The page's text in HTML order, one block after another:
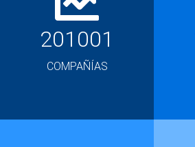
201001
COMPAÑÍAS